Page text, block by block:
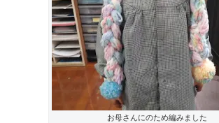
お母さんにのため編みました